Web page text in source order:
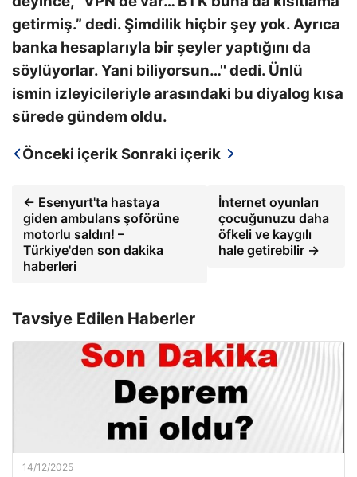
getirmiş.” dedi. Şimdilik hiçbir şey yok. Ayrıca
banka hesaplarıyla bir şeyler yaptığını da
söylüyorlar. Yani biliyorsun…'' dedi. Ünlü
ismin izleyicileriyle arasındaki bu diyalog kısa
sürede gündem oldu.
Önceki içerik Sonraki içerik
← Esenyurt'ta hastaya
giden ambulans şoförüne
motorlu saldırı! –
Türkiye'den son dakika
haberleri
İnternet oyunları
çocuğunuzu daha
öfkeli ve kaygılı
hale getirebilir →
Tavsiye Edilen Haberler
14/12/2025